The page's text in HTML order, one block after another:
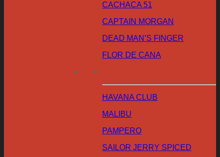
CACHACA 51
CAPTAIN MORGAN
DEAD MAN’S FINGER
FLOR DE CANA
HAVANA CLUB
MALIBU
PAMPERO
SAILOR JERRY SPICED